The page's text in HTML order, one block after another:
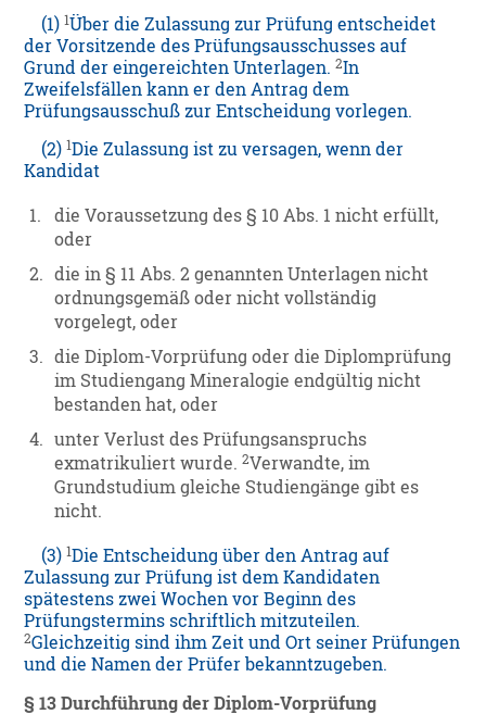
(1)1Über die Zulassung zur Prüfung entscheidet
der Vorsitzende des Prüfungsausschusses auf
Grund der eingereichten Unterlagen.2In
Zweifelsfällen kann er den Antrag dem
Prüfungsausschuß zur Entscheidung vorlegen.
(2)1Die Zulassung ist zu versagen, wenn der
Kandidat
1.
die Voraussetzung des § 10 Abs. 1 nicht erfüllt,
oder
2. die in § 11 Abs. 2 genannten Unterlagen nicht
ordnungsgemäß oder nicht vollständig
vorgelegt, oder
3. die Diplom-Vorprüfung oder die Diplomprüfung
im Studiengang Mineralogie endgültig nicht
bestanden hat, oder
4. unter Verlust des Prüfungsanspruchs
exmatrikuliert wurde.2Verwandte, im
Grundstudium gleiche Studiengänge gibt es
nicht.
(3)1Die Entscheidung über den Antrag auf
Zulassung zur Prüfung ist dem Kandidaten
spätestens zwei Wochen vor Beginn des
Prüfungstermins schriftlich mitzuteilen.
2Gleichzeitig sind ihm Zeit und Ort seiner Prüfungen
und die Namen der Prüfer bekanntzugeben.
§ 13 Durchführung der Diplom-Vorprüfung